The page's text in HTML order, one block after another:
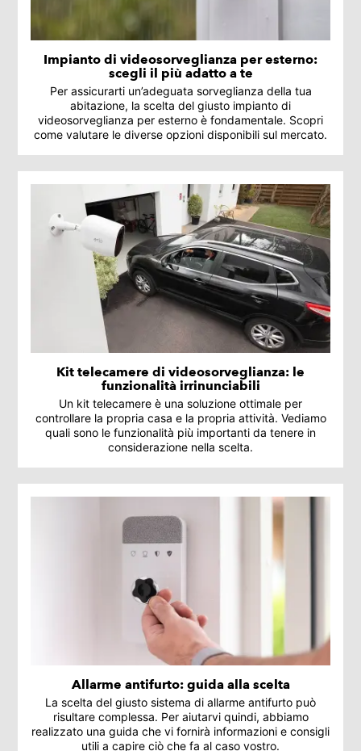
Impianto di videosorveglianza per esterno:
scegli il più adatto a te
Per assicurarti un’adeguata sorveglianza della tua
abitazione, la scelta del giusto impianto di
videosorveglianza per esterno è fondamentale. Scopri
come valutare le diverse opzioni disponibili sul mercato.
Kit telecamere di videosorveglianza: le
funzionalità irrinunciabili
Un kit telecamere è una soluzione ottimale per
controllare la propria casa e la propria attività. Vediamo
quali sono le funzionalità più importanti da tenere in
considerazione nella scelta.
Allarme antifurto: guida alla scelta
La scelta del giusto sistema di allarme antifurto può
risultare complessa. Per aiutarvi quindi, abbiamo
realizzato una guida che vi fornirà informazioni e consigli
utili a capire ciò che fa al caso vostro.